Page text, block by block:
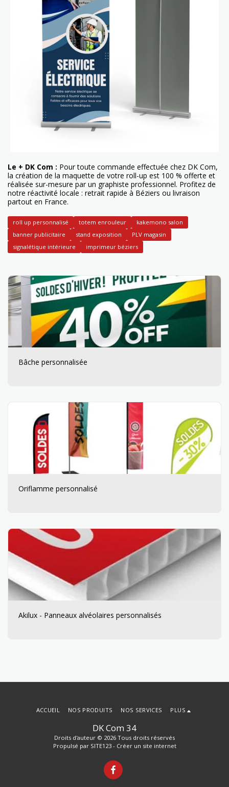
Le + DK Com : Pour toute commande effectuée chez DK Com,
la création de la maquette de votre roll-up est 100 % offerte et
réalisée sur-mesure par un graphiste professionnel. Profitez de
notre réactivité locale : retrait rapide à Béziers ou livraison
partout en France.
roll up personnalisé totem enrouleur
kakemono salon
banner publicitaire
stand exposition
PLV magasin
signalétique intérieure
imprimeur béziers
Bâche personnalisée
Oriflamme personnalisé
Akilux - Panneaux alvéolaires personnalisés
DK Com 34
Droits d'auteur © 2026 Tous droits réservés
Propulsé par SITE123- Créer un site internet
ACCUEIL NOS PRODUITS NOS SERVICES PLUS